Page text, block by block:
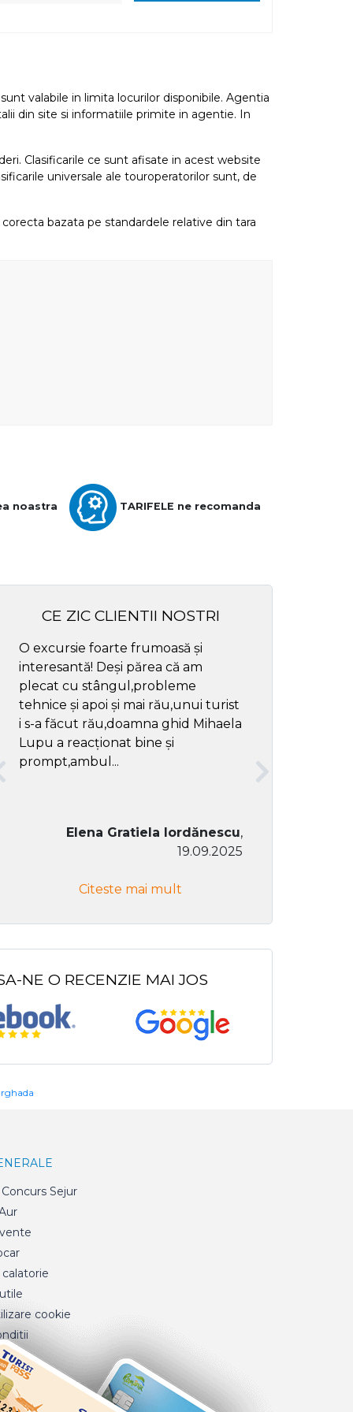
valabile in limita locurilor disponibile. Agentia
din site si informatiile primite in agentie. In
Clasificarile ce sunt afisate in acest website
universale ale touroperatorilor sunt, de
bazata pe standardele relative din tara
noastra TARIFELE ne recomanda
CE ZIC CLIENTII NOSTRI
O excursie foarte frumoasă și
interesantă! Deși părea că am
plecat cu stângul,probleme
tehnice și apoi și mai rău,unui turist
i s-a făcut rău,doamna ghid Mihaela
Lupu a reacționat bine și
prompt,ambul...
Elena Gratiela Iordănescu,
19.09.2025
Citeste mai mult
NE O RECENZIE MAI JOS
Sejur
cookie